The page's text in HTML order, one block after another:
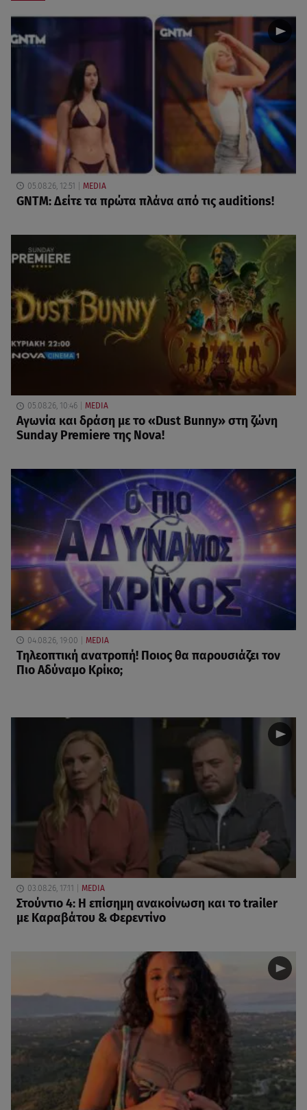
05.08.26, 12:51 MEDIA
GNTM: Δείτε τα πρώτα πλάνα από τις auditions!
05.08.26, 10:46 MEDIA
Αγωνία και δράση με το «Dust Bunny» στη ζώνη
Sunday Premiere της Nova!
04.08.26, 19:00 MEDIA
Τηλεοπτική ανατροπή! Ποιος θα παρουσιάζει τον
Πιο Αδύναμο Κρίκο;
03.08.26, 17:11 MEDIA
Στούντιο 4: Η επίσημη ανακοίνωση και το trailer
με Καραβάτου & Φερεντίνο